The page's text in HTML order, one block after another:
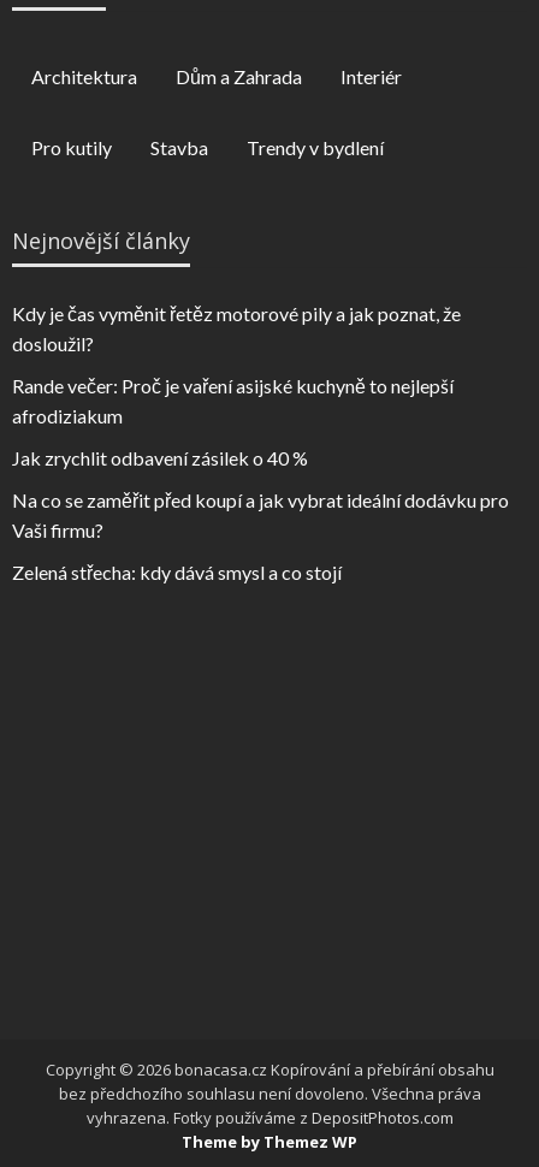
Architektura Dům a Zahrada Interiér
Pro kutily Stavba Trendy v bydlení
Nejnovější články
Kdy je čas vyměnit řetěz motorové pily a jak poznat, že
dosloužil?
Rande večer: Proč je vaření asijské kuchyně to nejlepší
afrodiziakum
Jak zrychlit odbavení zásilek o 40 %
Na co se zaměřit před koupí a jak vybrat ideální dodávku pro
Vaši firmu?
Zelená střecha: kdy dává smysl a co stojí
Copyright © 2026 bonacasa.cz Kopírování a přebírání obsahu
bez předchozího souhlasu není dovoleno. Všechna práva
vyhrazena. Fotky používáme z DepositPhotos.com
Theme by Themez WP